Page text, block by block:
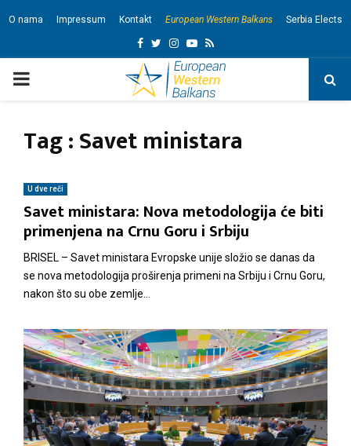
O nama Impressum Kontakt European Western Balkans Serbia Elects
a
c
b
k
w
t
n
s
a
a
m
o
u
u
s
s
P
M
A
R
Y
M
E
Tag : Savet ministara
U dve reči
Savet ministara: Nova metodologija će biti
primenjena na Crnu Goru i Srbiju
BRISEL – Savet ministara Evropske unije složio se danas da
se nova metodologija proširenja primeni na Srbiju i Crnu Goru,
nakon što su obe zemlje...